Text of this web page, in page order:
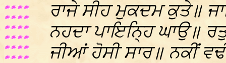
ਰਾਜੇ ਸੀਹ ਮੁਕਦਮ ਕੁਤੇ॥
ਨਹਦਾ ਪਾਇਨ੍ਹਿ ਘਾਉ॥
ਜੀਆਂ ਹੋਸੀ ਸਾਰ॥ ਨਕੀਂ